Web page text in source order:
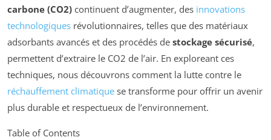
carbone (CO2) continuent d’augmenter, des innovations
technologiques révolutionnaires, telles que des matériaux
adsorbants avancés et des procédés de stockage sécurisé,
permettent d’extraire le CO2 de l’air. En exploreant ces
techniques, nous découvrons comment la lutte contre le
réchauffement climatique se transforme pour offrir un avenir
plus durable et respectueux de l’environnement.
Table of Contents